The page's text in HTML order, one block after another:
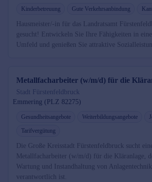
Kinderbetreuung Gute Verkehrsanbindung
Hausmeister/-in für das Landratsamt
gesucht! Entwickeln Sie Ihre Fähigkeiten in
Umfeld und genießen Sie attraktive
Metallfacharbeiter (w/m/d) für die
Stadt Fürstenfeldbruck
Emmering (PLZ 82275)
Gesundheitsangebote Weiterbildungsangebote
Tarifvergütung
Die Große Kreisstadt Fürstenfeldbruck sucht
Metallfacharbeiter (w/m/d) für die Kläranlage,
Wartung und Instandhaltung von Anlagentechnik
verantwortlich ist.